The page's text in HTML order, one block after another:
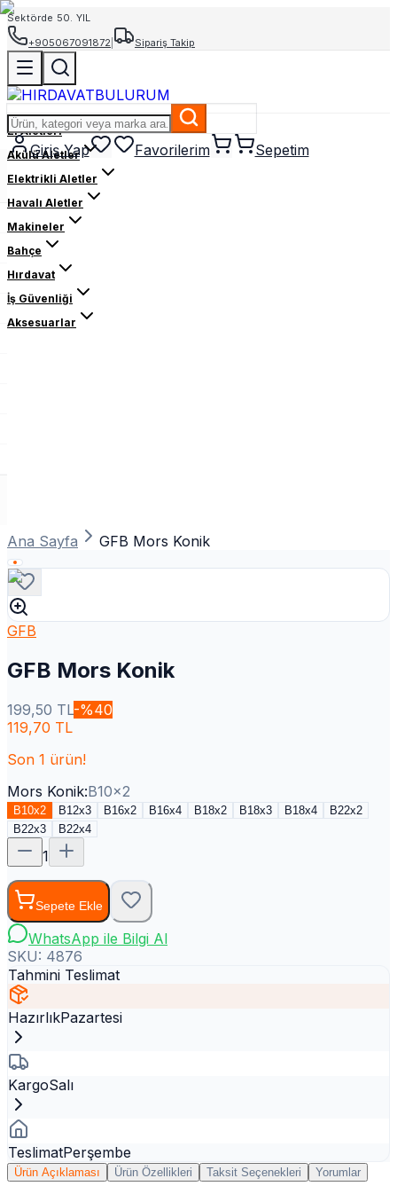
Sektörde 50. YIL
+905067091872
Sipariş Takip
Giriş Yap Favorilerim Sepetim
El Aletleri
Akülü Aletler
Elektrikli Aletler
Havalı Aletler
Makineler
Bahçe
Hırdavat
İş Güvenliği
Aksesuarlar
Ana Sayfa GFB Mors Konik
GFB
GFB Mors Konik
199,50 TL-%40
119,70 TL
Son 1 ürün!
Mors Konik:B10x2
B10x2 B12x3 B16x2 B16x4 B18x2 B18x3 B18x4
B22x2
B22x3
B22x4
1
Sepete Ekle
WhatsApp ile Bilgi Al
SKU: 4876
Tahmini Teslimat
HazırlıkPazartesi
KargoSalı
TeslimatPerşembe
Ürün Açıklaması Ürün Özellikleri Taksit Seçenekleri Yorumlar